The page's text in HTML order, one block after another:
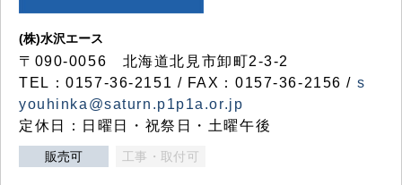
(株)水沢エース
〒090-0056 北海道北見市卸町2-3-2
TEL：0157-36-2151 / FAX：0157-36-2156 / s
youhinka@saturn.p1p1a.or.jp
定休日：日曜日・祝祭日・土曜午後
販売可 工事・取付可